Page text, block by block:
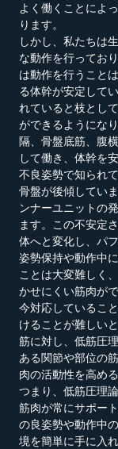
よく働くことによ
ります。
しかし、私たちは
な動作を行ってお
は動作を行うこと
る体幹が安定して
れていると枝とし
ができるようにな
隔、骨盤底筋、腹
して働き、体幹を
不良姿勢で知られ
骨盤が後傾してい
ンナーユニットの
ます。この不安定
体へと変化し、パ
姿勢保持や動作中
ことは大変難しく
かせにくい筋肉が
今対応しているこ
けることが難しい
筋に対し、低筋圧
ある関節や部位の
肉の活動性を高め
つまり、低筋圧理
筋肉が常にサポー
の良姿勢や動作中
境を簡単に手に入